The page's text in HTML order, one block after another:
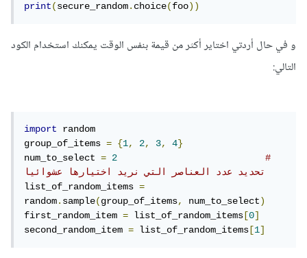
print(secure_random.choice(foo))
و في حال أردتي اختاير أكثر من قيمة بنفس الوقت يمكنك استخدام الكود
التالي:
import
random
group_of_items = {1, 2, 3, 4}
num_to_select = 2
#
تحديد عدد العناصر التي نريد اختيارها عشوائيا
list_of_random_items =
random.sample(group_of_items, num_to_select)
first_random_item = list_of_random_items [0]
second_random_item = list_of_random_items [1]